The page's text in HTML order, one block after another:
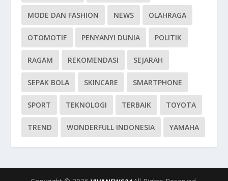
MODE DAN FASHION NEWS OLAHRAGA
OTOMOTIF PENYANYI DUNIA POLITIK
RAGAM REKOMENDASI SEJARAH
SEPAK BOLA SKINCARE SMARTPHONE
SPORT TEKNOLOGI TERBAIK TOYOTA
TREND WONDERFULL INDONESIA YAMAHA